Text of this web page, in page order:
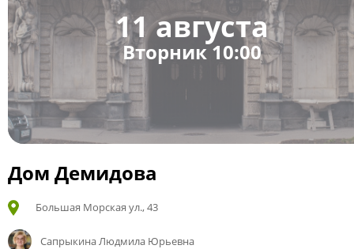
11 августа
Вторник 10:00
Дом Демидова
Большая Морская ул., 43
Сапрыкина Людмила Юрьевна